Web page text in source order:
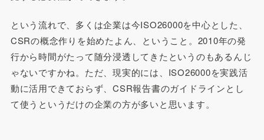
という流れで、多くは企業は今ISO26000を中心とした、
CSRの概念作りを始めたよん、ということ。2010年の発
行から時間がたって随分浸透してきたというのもあるんじ
ゃないですかね。ただ、現実的には、ISO26000を実践活
動に活用できておらず、CSR報告書のガイドラインとし
て使うというだけの企業の方が多いと思います。